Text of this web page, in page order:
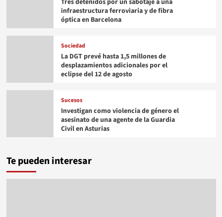
Tres detenidos por un sabotaje a una
infraestructura ferroviaria y de fibra
óptica en Barcelona
Sociedad
La DGT prevé hasta 1,5 millones de
desplazamientos adicionales por el
eclipse del 12 de agosto
Sucesos
Investigan como violencia de género el
asesinato de una agente de la Guardia
Civil en Asturias
Te pueden interesar